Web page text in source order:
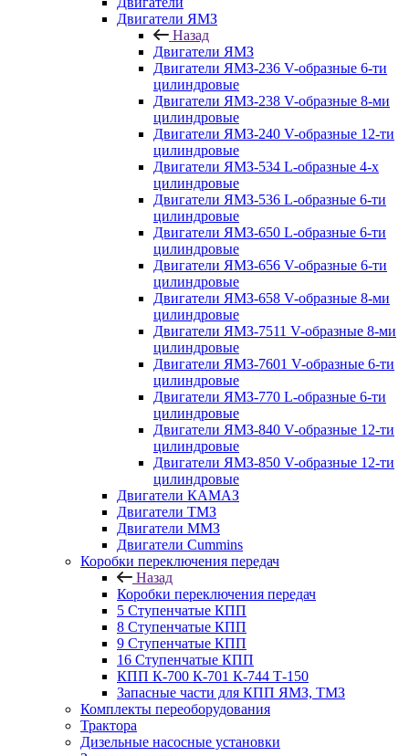
Двигатели ЯМЗ
Назад
Двигатели ЯМЗ
Двигатели ЯМЗ-236 V-образные 6-ти
цилиндровые
Двигатели ЯМЗ-238 V-образные 8-ми
цилиндровые
Двигатели ЯМЗ-240 V-образные 12-ти
цилиндровые
Двигатели ЯМЗ-534 L-образные 4-х
цилиндровые
Двигатели ЯМЗ-536 L-образные 6-ти
цилиндровые
Двигатели ЯМЗ-650 L-образные 6-ти
цилиндровые
Двигатели ЯМЗ-656 V-образные 6-ти
цилиндровые
Двигатели ЯМЗ-658 V-образные 8-ми
цилиндровые
Двигатели ЯМЗ-7511 V-образные 8-ми
цилиндровые
Двигатели ЯМЗ-7601 V-образные 6-ти
цилиндровые
Двигатели ЯМЗ-770 L-образные 6-ти
цилиндровые
Двигатели ЯМЗ-840 V-образные 12-ти
цилиндровые
Двигатели ЯМЗ-850 V-образные 12-ти
цилиндровые
Двигатели КАМАЗ
Двигатели ТМЗ
Двигатели ММЗ
Двигатели Cummins
Коробки переключения передач
Назад
Коробки переключения передач
5 Ступенчатые КПП
8 Ступенчатые КПП
9 Ступенчатые КПП
16 Ступенчатые КПП
КПП К-700 К-701 К-744 Т-150
Запасные части для КПП ЯМЗ, ТМЗ
Комплекты переоборудования
Трактора
Дизельные насосные установки